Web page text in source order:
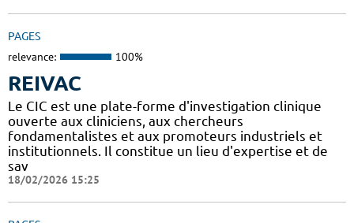
PAGES
relevance: 100%
REIVAC
Le CIC est une plate-forme d'investigation clinique
ouverte aux cliniciens, aux chercheurs
fondamentalistes et aux promoteurs industriels et
institutionnels. Il constitue un lieu d'expertise et de
sav
18/02/2026 15:25